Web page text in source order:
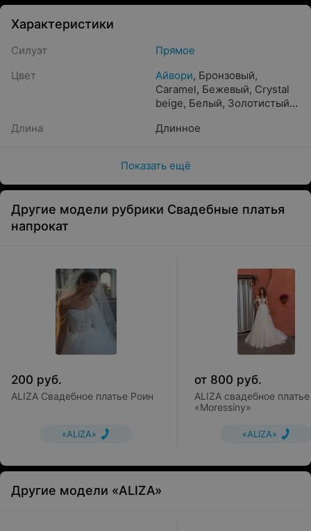
Характеристики
Силуэт
Прямое
Цвет
Айвори, Бронзовый,
Caramel, Бежевый, Crystal
beige, Белый, Золотистый,
Песочный
Капучино
Светло-розовый
Длина Длинное
Показать ещё
Другие модели рубрики Свадебные платья
напрокат
200 руб.
ALIZA Свадебное платье Роин
«ALIZA»
от 800 руб.
ALIZA свадебное платье
«Moressiny»
«ALIZA»
Другие модели «ALIZA»